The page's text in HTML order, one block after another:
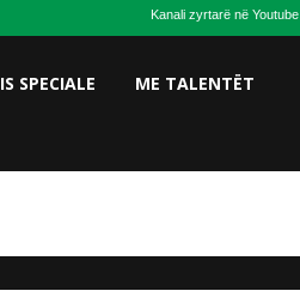
Kanali zyrtarë në Youtube
IS SPECIALE ME TALENTËT